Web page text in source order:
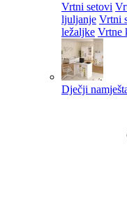
Vrtni setovi
ljuljanje Vrtni
ležaljke Vrtne
Dječji